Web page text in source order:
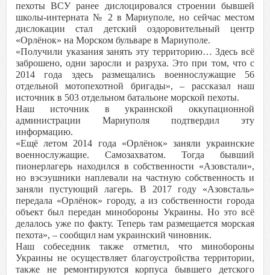
пехоты ВСУ ранее дислоцировался строении бывшей
школы-интерната № 2 в Мариуполе, но сейчас местом
дислокации стал детский оздоровительный центр
«Орлёнок» на Морском бульваре в Мариуполе.
«Получили указания занять эту территорию… Здесь всё
заброшено, одни заросли и разруха. Это при том, что с
2014 года здесь размещались военнослужащие 56
отдельной мотопехотной бригады», – рассказал наш
источник в 503 отдельном батальоне морской пехоты.
Наш источник в украинской оккупационной
администрации Мариуполя подтвердил эту
информацию.
«Ещё летом 2014 года «Орлёнок» заняли украинские
военнослужащие. Самозахватом. Тогда бывший
пионерлагерь находился в собственности «Азовстали»,
но вэсэушники наплевали на частную собственность и
заняли пустующий лагерь. В 2017 году «Азовсталь»
передала «Орлёнок» городу, а из собственности города
объект был передан минобороны Украины. Но это всё
делалось уже по факту. Теперь там размещается морская
пехота», – сообщил нам украинский чиновник.
Наш собеседник также отметил, что минобороны
Украины не осуществляет благоустройства территории,
также не ремонтируются корпуса бывшего детского